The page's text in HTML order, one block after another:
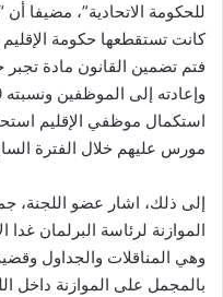
للحكومة الاتحادية”، مضيفا
كانت تستقطعها حكومة
فتم تضمين القانون مادة تجبر
استكمال موظفي الإقليم
مورس عليهم خلال الفترة
إلى ذلك، اشار عضو اللجنة،
الموازنة لرئاسة البرلمان
وهي المناقلات والجداول
بالمجمل على الموازنة داخل